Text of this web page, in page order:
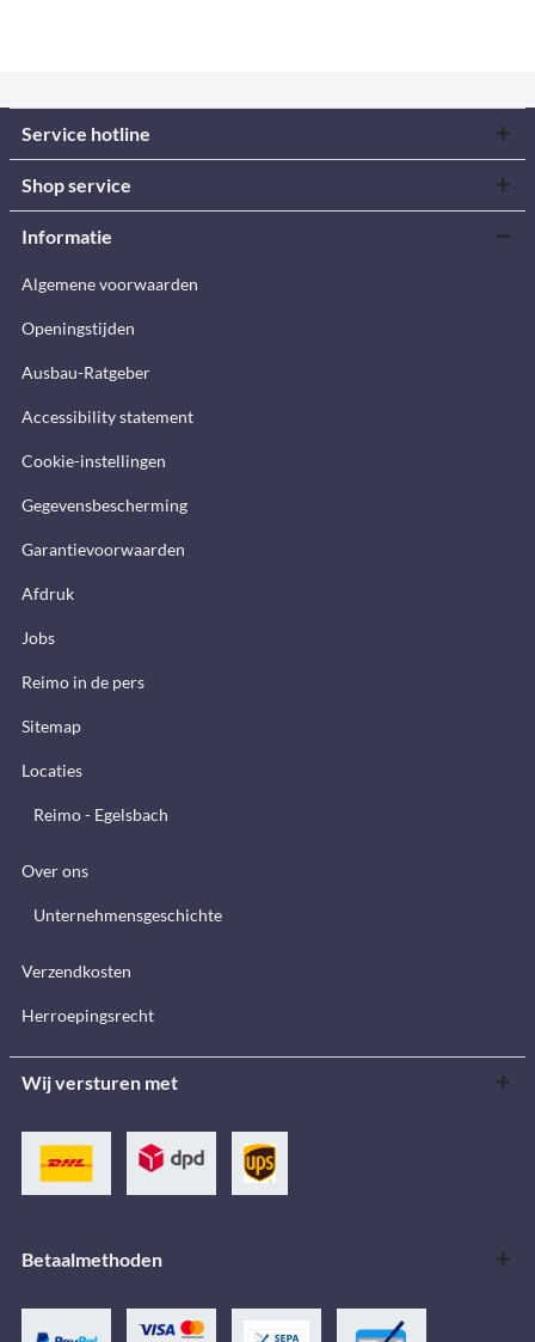
Service hotline
Shop service
Informatie
Algemene voorwaarden
Openingstijden
Ausbau-Ratgeber
Accessibility statement
Cookie-instellingen
Gegevensbescherming
Garantievoorwaarden
Afdruk
Jobs
Reimo in de pers
Sitemap
Locaties
Reimo - Egelsbach
Over ons
Unternehmensgeschichte
Verzendkosten
Herroepingsrecht
Wij versturen met
Betaalmethoden